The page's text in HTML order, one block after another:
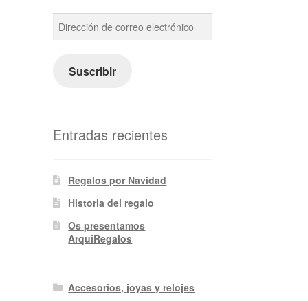
Dirección
de
electrónico
Suscribir
Entradas recientes
Regalos por Navidad
Historia del regalo
Os presentamos
ArquiRegalos
Accesorios, joyas y relojes